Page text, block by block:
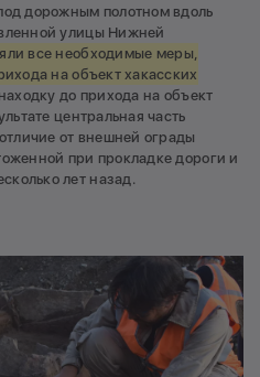
дорожным полотном вдоль
улицы Нижней
все необходимые меры,
на объект хакасских
до прихода на объект
центральная часть
от внешней ограды
при прокладке дороги и
лет назад.